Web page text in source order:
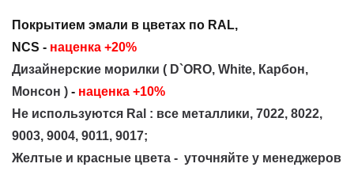
Покрытием эмали в цветах по RAL,
NCS - наценка +20%
Дизайнерские морилки ( D`ORO, White, Карбон,
Монсон ) - наценка +10%
Не используются Ral : все металлики, 7022, 8022,
9003, 9004, 9011, 9017;
Желтые и красные цвета - уточняйте у менеджеров